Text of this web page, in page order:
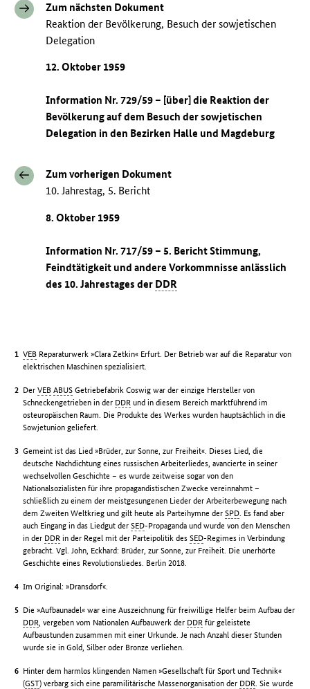
Zum nächsten Dokument
Reaktion der Bevölkerung, Besuch der sowjetischen
Delegation
12. Oktober 1959
Information Nr. 729/59 – [über] die Reaktion der
Bevölkerung auf dem Besuch der sowjetischen
Delegation in den Bezirken Halle und Magdeburg
Zum vorherigen Dokument
10. Jahrestag, 5. Bericht
8. Oktober 1959
Information Nr. 717/59 – 5. Bericht Stimmung,
Feindtätigkeit und andere Vorkommnisse anlässlich
des 10. Jahrestages der DDR
VEB Reparaturwerk »Clara Zetkin« Erfurt. Der Betrieb war auf die Reparatur von
elektrischen Maschinen spezialisiert.
DerVEB ABUS Getriebefabrik Coswig war der einzige Hersteller von
Schneckengetrieben in der DDR und in diesem Bereich marktführend im
osteuropäischen Raum. Die Produkte des Werkes wurden hauptsächlich in die
Sowjetunion geliefert.
Gemeint ist das Lied »Brüder, zur Sonne, zur Freiheit«. Dieses Lied, die
deutsche Nachdichtung eines russischen Arbeiterliedes, avancierte in seiner
wechselvollen Geschichte – es wurde zeitweise sogar von den
Nationalsozialisten für ihre propagandistischen Zwecke vereinnahmt –
schließlich zu einem der meistgesungenen Lieder der Arbeiterbewegung nach
dem Zweiten Weltkrieg und gilt heute als Parteihymne derSPD . Es fand aber
auch Eingang in das Liedgut derSED-Propaganda und wurde von den Menschen
in der DDR in der Regel mit der Parteipolitik desSED-Regimes in Verbindung
gebracht. Vgl. John, Eckhard: Brüder, zur Sonne, zur Freiheit. Die unerhörte
Geschichte eines Revolutionsliedes. Berlin 2018.
Im Original: »Dransdorf«.
Die »Aufbaunadel« war eine Auszeichnung für freiwillige Helfer beim Aufbau der
DDR , vergeben vom Nationalen Aufbauwerk der DDR für geleistete
Aufbaustunden zusammen mit einer Urkunde. Je nach Anzahl dieser Stunden
wurde sie in Gold, Silber oder Bronze verliehen.
Hinter dem harmlos klingenden Namen »Gesellschaft für Sport und Technik«
(GST) verbarg sich eine paramilitärische Massenorganisation der DDR . Sie wurde